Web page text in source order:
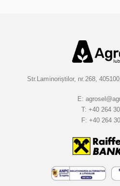
Str.Laminoriștilor, nr.268,
E:
T: +40 264
F: +40 264